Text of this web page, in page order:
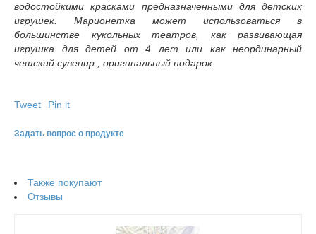
водостойкими красками предназначенными для детских
игрушек. Марионетка может использоваться в
большинстве кукольных театров, как развивающая
игрушка для детей от 4 лет или как неординарный
чешский сувенир , оригинальный подарок.
Tweet Pin it
Задать вопрос о продукте
Также покупают
Отзывы